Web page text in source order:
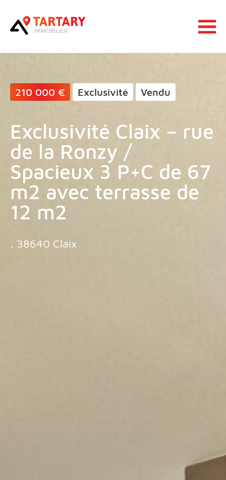
Ouvrir
210 000 € Exclusivité Vendu
Exclusivité Claix – rue
de la Ronzy /
Spacieux 3 P+C de 67
m2 avec terrasse de
12 m2
, 38640 Claix